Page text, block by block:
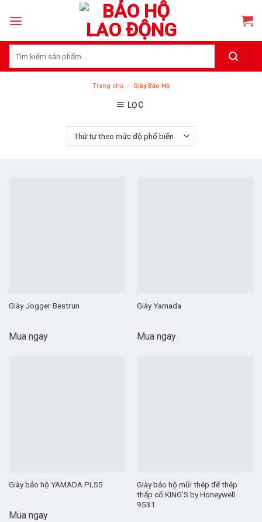
kiếm:
Trang chủ / Giày Bảo Hộ
LỌC
Giày Jogger Bestrun
Mua ngay
Giày Yamada
Mua ngay
Giày bảo hộ YAMADA PLS5
Mua ngay
Giày bảo hộ mũi thép đế thép
thấp cổ KING’S by Honeywell
9531